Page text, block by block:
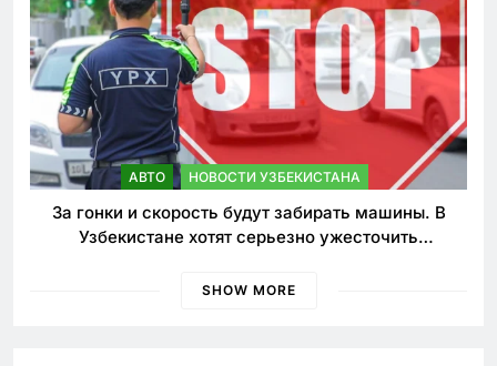
АВТО НОВОСТИ УЗБЕКИСТАНА
За гонки и скорость будут забирать машины. В
Узбекистане хотят серьезно ужесточить
SHOW MORE